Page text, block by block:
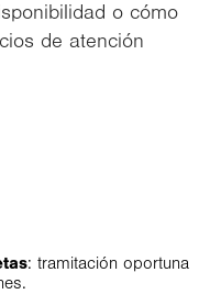
o cómo
de atención
: tramitación oportuna